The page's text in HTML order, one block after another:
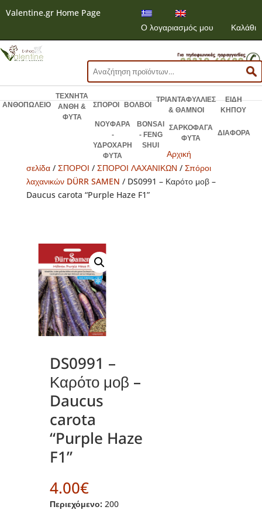
Valentine.gr Home Page
Ο λογαριασμός μου
Καλάθι
Αναζήτηση
για:
ΑΝΘΟΠΩΛΕΙΟ
ΤΕΧΝΗΤΑ
ΑΝΘΗ &
ΦΥΤΑ
ΣΠΟΡΟΙ ΒΟΛΒΟΙ
ΤΡΙΑΝΤΑΦΥΛΛΙΕΣ
& ΘΑΜΝΟΙ
ΕΙΔΗ
ΚΗΠΟΥ
ΝΟΥΦΑΡΑ
-
ΥΔΡΟΧΑΡΗ
ΦΥΤΑ
BONSAI
- FENG
SHUI
ΣΑΡΚΟΦΑΓΑ
ΦΥΤΑ
ΔΙΑΦΟΡΑ
Αρχική
σελίδα/ ΣΠΟΡΟΙ / ΣΠΟΡΟΙ ΛΑΧΑΝΙΚΩΝ / Σπόροι
λαχανικών DÜRR SAMEN / DS0991 – Καρότο μοβ –
Daucus carota “Purple Haze F1”
DS0991 –
Καρότο μοβ –
Daucus
carota
“Purple Haze
F1”
4.00€
Περιεχόμενο: 200